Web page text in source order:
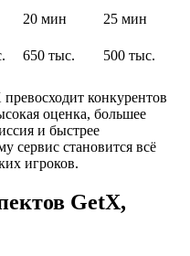
20 мин
25 мин
650 тыс. 500 тыс.
конкурентов
оценка, большее
и быстрее
сервис становится всё
игроков.
GetX,